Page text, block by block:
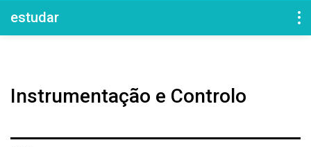
Navegação Lateral
estudar
Instrumentação e Controlo